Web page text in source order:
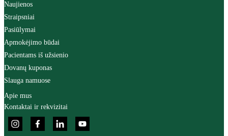
Naujienos
Straipsniai
Pasiūlymai
Apmokėjimo būdai
Pacientams iš užsienio
Dovanų kuponas
Slauga namuose
Apie mus
Kontaktai ir rekvizitai